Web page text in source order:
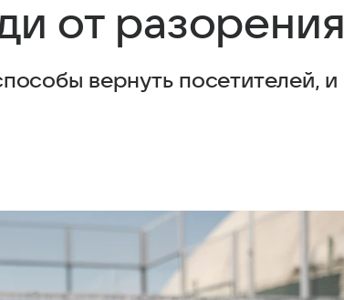
от разорения
вернуть посетителей, и